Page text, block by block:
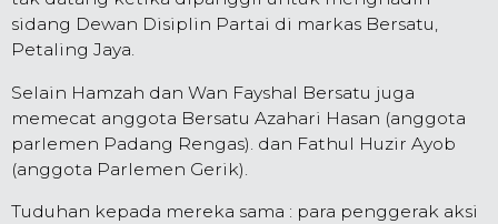
sidang Dewan Disiplin Partai di markas Bersatu,
Petaling Jaya.
Selain Hamzah dan Wan Fayshal Bersatu juga
memecat anggota Bersatu Azahari Hasan (anggota
parlemen Padang Rengas). dan Fathul Huzir Ayob
(anggota Parlemen Gerik).
Tuduhan kepada mereka sama : para penggerak aksi